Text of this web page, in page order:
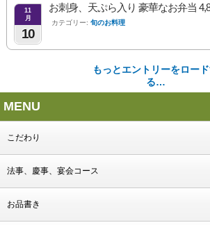
11
月
10
お刺身、天ぷら入り 豪華なお弁当
カテゴリー: 旬のお料理
もっとエントリーをロー
る…
MENU
こだわり
法事、慶事、宴会コース
お品書き